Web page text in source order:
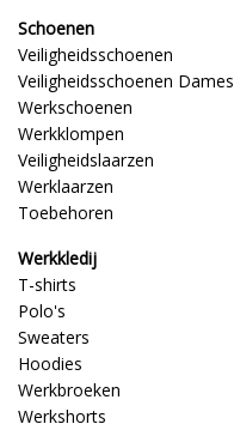
Schoenen
Veiligheidsschoenen
Veiligheidsschoenen Dames
Werkschoenen
Werkklompen
Veiligheidslaarzen
Werklaarzen
Toebehoren
Werkkledij
T-shirts
Polo's
Sweaters
Hoodies
Werkbroeken
Werkshorts